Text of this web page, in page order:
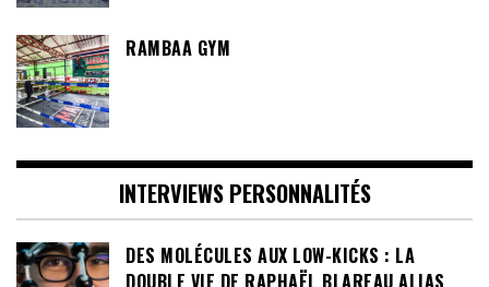
RAMBAA GYM
INTERVIEWS PERSONNALITÉS
DES MOLÉCULES AUX LOW-KICKS : LA
DOUBLE VIE DE RAPHAËL BLAREAU ALIAS